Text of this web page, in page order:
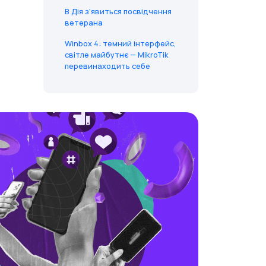
В Дія з'явиться посвідчення
ветерана
Winbox 4: темний інтерфейс,
світле майбутнє — MikroTik
перевинаходить себе